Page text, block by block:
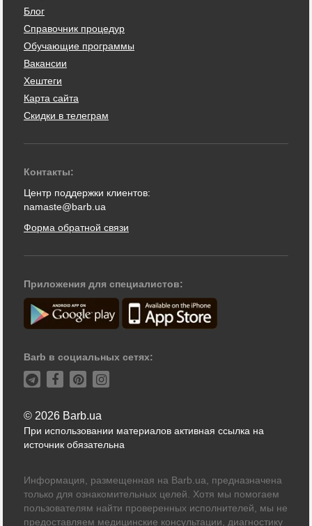
Блог
Справочник процедур
Обучающие программы
Вакансии
Хештеги
Карта сайта
Скидки в телеграм
Контакты:
Центр поддержки клиентов:
namaste@barb.ua
Форма обратной связи
Приложения для специалистов:
Barb в социальных сетях:
© 2026 Barb.ua
При использовании материалов активная ссылка на
источник обязательна
Информация, размещенная на Barb.ua, предназначена
только для ознакомительных целей. Хотя мы помогаем
пользователям найти проверенных исполнителей, мы не
предоставляем медицинские консультации, диагностику